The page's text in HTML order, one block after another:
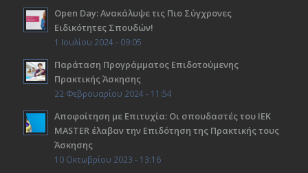
Open Day: Ανακάλυψε τις Πιο Σύγχρονες
Ειδικότητες Σπουδών!
1 Ιουλίου 2024 - 09:05
Παράταση Προγράμματος Επιδοτούμενης
Πρακτικής Άσκησης
22 Φεβρουαρίου 2024 - 11:54
Αποφοίτηση με Επιτυχία: Οι σπουδαστές του ΙΕΚ
ΜΑSTER έλαβαν την Επιδότηση της Πρακτικής τους
Άσκησης
10 Οκτωβρίου 2023 - 13:16